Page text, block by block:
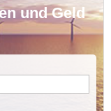
und Geld